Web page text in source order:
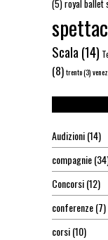
(5)royal ballet
Scala (14)
(8)trento(3)
Audizioni(14)
compagnie
Concorsi(12)
conferenze(7)
corsi(10)